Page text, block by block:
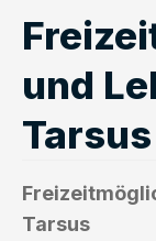
und
Tarsus
Tarsus